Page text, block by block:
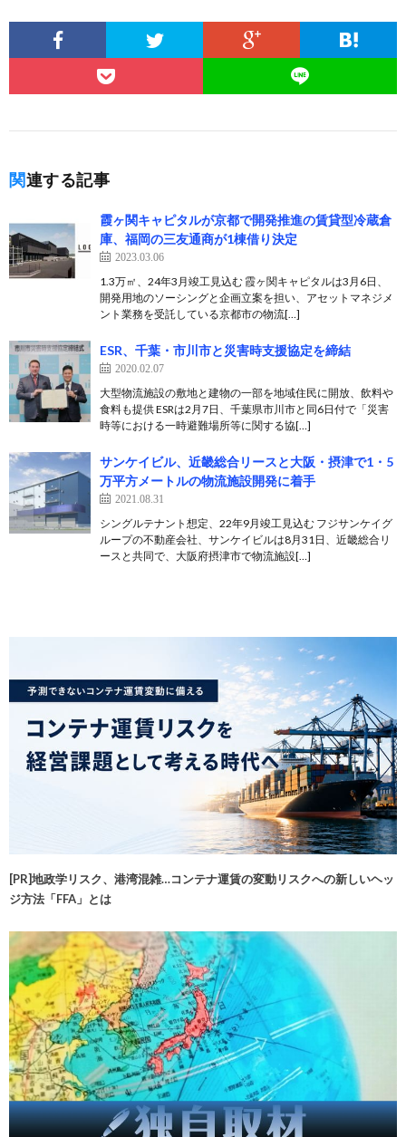
関連する記事
霞ヶ関キャピタルが京都で開発推進の賃貸型冷蔵倉
庫、福岡の三友通商が1棟借り決定
2023.03.06
1.3万㎡、24年3月竣工見込む 霞ヶ関キャピタルは3月6日、
開発用地のソーシングと企画立案を担い、アセットマネジメ
ント業務を受託している京都市の物流[…]
ESR、千葉・市川市と災害時支援協定を締結
2020.02.07
大型物流施設の敷地と建物の一部を地域住民に開放、飲料や
食料も提供 ESRは2月7日、千葉県市川市と同6日付で「災害
時等における一時避難場所等に関する協[…]
サンケイビル、近畿総合リースと大阪・摂津で1・5
万平方メートルの物流施設開発に着手
2021.08.31
シングルテナント想定、22年9月竣工見込む フジサンケイグ
ループの不動産会社、サンケイビルは8月31日、近畿総合リ
ースと共同で、大阪府摂津市で物流施設[…]
[PR]地政学リスク、港湾混雑…コンテナ運賃の変動リスクへの新しいヘッ
ジ方法「FFA」とは